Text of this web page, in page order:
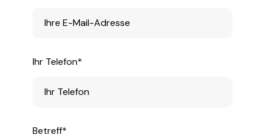
Ihr Telefon*
Betreff*